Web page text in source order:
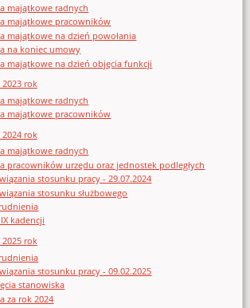
majątkowe radnych
majątkowe pracowników
majątkowe na dzień powołania
na koniec umowy
majątkowe na dzień objęcia funkcji
rok
majątkowe radnych
majątkowe pracowników
rok
majątkowe radnych
pracowników urzędu oraz jednostek podległych
stosunku pracy - 29.07.2024
stosunku służbowego
kadencji
rok
stosunku pracy - 09.02.2025
stanowiska
za rok 2024